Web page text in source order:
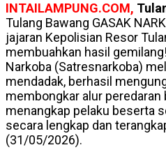
INTAILAMPUNG.COM,
Tulang Bawang GASAK
jajaran Kepolisian Resor
membuahkan hasil
Narkoba (Satresnarkoba)
mendadak, berhasil
membongkar alur peredaran
menangkap pelaku beserta
secara lengkap dan
(31/05/2026).